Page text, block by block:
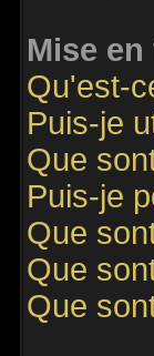
Mise
Qu'est-
Puis-je
Que
Puis-je
Que
Que
Que